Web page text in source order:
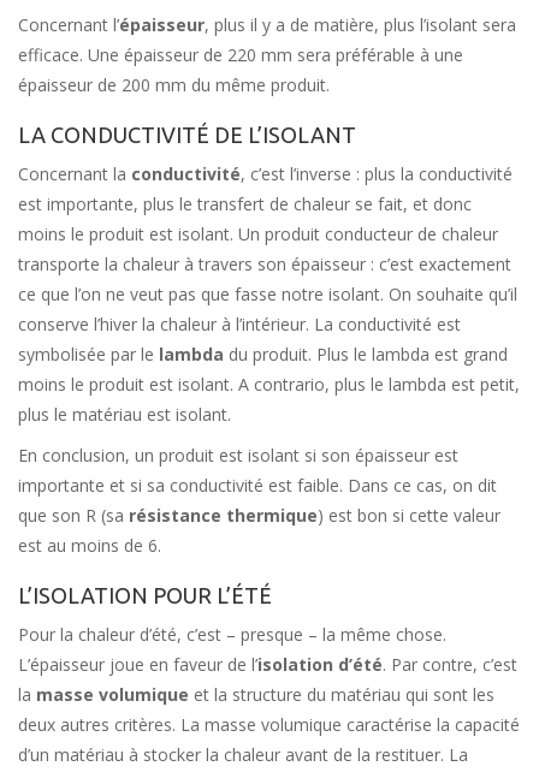
Concernant l’épaisseur, plus il y a de matière, plus l’isolant sera
efficace. Une épaisseur de 220 mm sera préférable à une
épaisseur de 200 mm du même produit.
LA CONDUCTIVITÉ DE L’ISOLANT
Concernant la conductivité, c’est l’inverse : plus la conductivité
est importante, plus le transfert de chaleur se fait, et donc
moins le produit est isolant. Un produit conducteur de chaleur
transporte la chaleur à travers son épaisseur : c’est exactement
ce que l’on ne veut pas que fasse notre isolant. On souhaite qu’il
conserve l’hiver la chaleur à l’intérieur. La conductivité est
symbolisée par le lambda du produit. Plus le lambda est grand
moins le produit est isolant. A contrario, plus le lambda est petit,
plus le matériau est isolant.
En conclusion, un produit est isolant si son épaisseur est
importante et si sa conductivité est faible. Dans ce cas, on dit
que son R (sa résistance thermique) est bon si cette valeur
est au moins de 6.
L’ISOLATION POUR L’ÉTÉ
Pour la chaleur d’été, c’est – presque – la même chose.
L’épaisseur joue en faveur de l’isolation d’été. Par contre, c’est
la masse volumique et la structure du matériau qui sont les
deux autres critères. La masse volumique caractérise la capacité
d’un matériau à stocker la chaleur avant de la restituer. La